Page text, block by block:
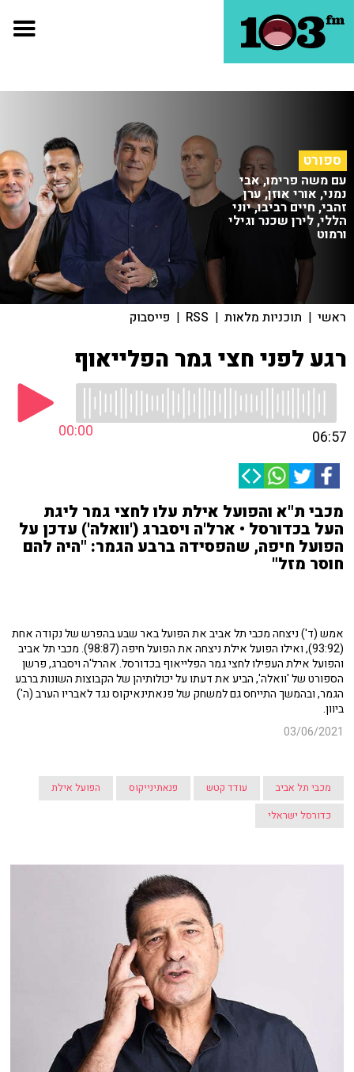
ספורט
עם משה פרימו, אבי
נמני, אורי אוזן, ערן
זהבי, חיים רביבו, יוני
הללי, לירן שכנר וגילי
ורמוט
ראשי | תוכניות מלאות |
RSS
| פייסבוק
רגע לפני חצי גמר הפלייאוף
00:00 06:57
מכבי ת"א והפועל אילת עלו לחצי גמר ליגת
העל בכדורסל • ארל'ה ויסברג ('וואלה') עדכן על
הפועל חיפה, שהפסידה ברבע הגמר: "היה להם
חוסר מזל"
אמש (ד') ניצחה מכבי תל אביב את הפועל באר שבע בהפרש של נקודה אחת
(93:92), ואילו הפועל אילת ניצחה את הפועל חיפה (98:87). מכבי תל אביב
והפועל אילת העפילו לחצי גמר הפלייאוף בכדורסל. אהרל'ה ויסברג, פרשן
הספורט של 'וואלה', הביע את דעתו על יכולותיהן של הקבוצות השונות ברבע
הגמר, ובהמשך התייחס גם למשחק של פנאתינאיקוס נגד לאבריו הערב (ה')
ביוון.
03/06/2021
מכבי תל אביב עודד קטש פנאתינייקוס
הפועל אילת
כדורסל ישראלי